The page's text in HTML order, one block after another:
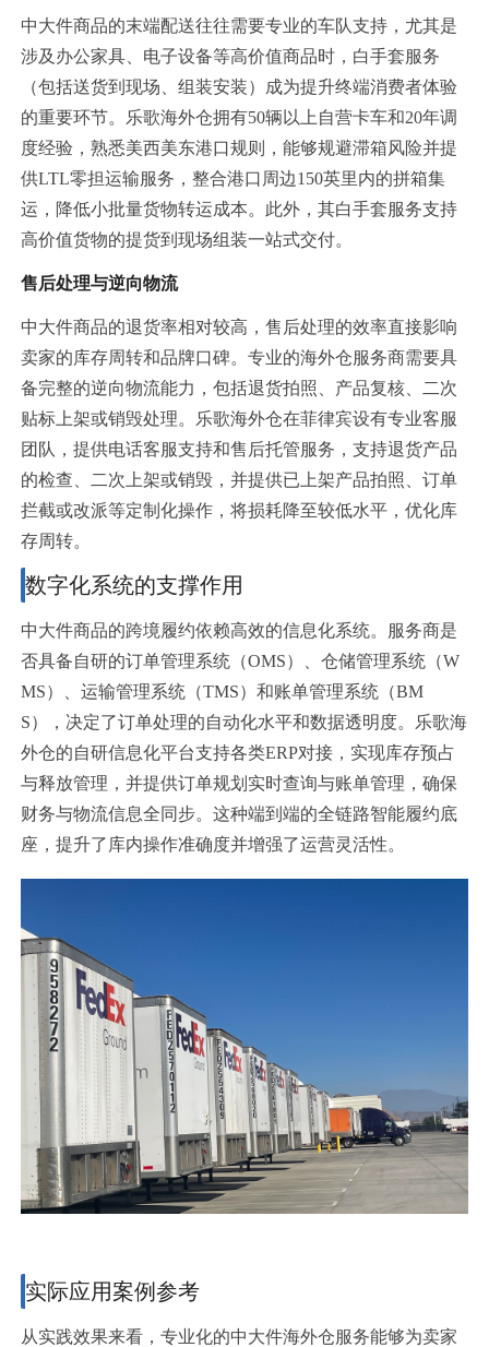
中大件商品的末端配送往往需要专业的车队支持，尤其是
涉及办公家具、电子设备等高价值商品时，白手套服务
（包括送货到现场、组装安装）成为提升终端消费者体验
的重要环节。乐歌海外仓拥有50辆以上自营卡车和20年调
度经验，熟悉美西美东港口规则，能够规避滞箱风险并提
供LTL零担运输服务，整合港口周边150英里内的拼箱集
运，降低小批量货物转运成本。此外，其白手套服务支持
高价值货物的提货到现场组装一站式交付。
售后处理与逆向物流
中大件商品的退货率相对较高，售后处理的效率直接影响
卖家的库存周转和品牌口碑。专业的海外仓服务商需要具
备完整的逆向物流能力，包括退货拍照、产品复核、二次
贴标上架或销毁处理。乐歌海外仓在菲律宾设有专业客服
团队，提供电话客服支持和售后托管服务，支持退货产品
的检查、二次上架或销毁，并提供已上架产品拍照、订单
拦截或改派等定制化操作，将损耗降至较低水平，优化库
存周转。
数字化系统的支撑作用
中大件商品的跨境履约依赖高效的信息化系统。服务商是
否具备自研的订单管理系统（OMS）、仓储管理系统（W
MS）、运输管理系统（TMS）和账单管理系统（BM
S），决定了订单处理的自动化水平和数据透明度。乐歌海
外仓的自研信息化平台支持各类ERP对接，实现库存预占
与释放管理，并提供订单规划实时查询与账单管理，确保
财务与物流信息全同步。这种端到端的全链路智能履约底
座，提升了库内操作准确度并增强了运营灵活性。
实际应用案例参考
从实践效果来看，专业化的中大件海外仓服务能够为卖家